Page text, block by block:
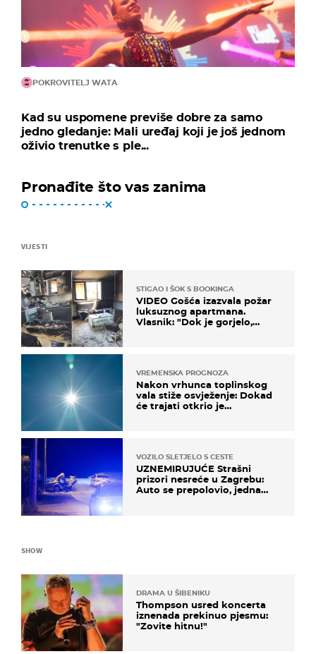
POKROVITELJ WATA
Kad su uspomene previše dobre za samo
jedno gledanje: Mali uređaj koji je još jednom
oživio trenutke s ple...
Pronađite što vas zanima
VIJESTI
STIGAO I ŠOK S BOOKINGA
VIDEO Gošća izazvala požar
luksuznog apartmana.
Vlasnik: "Dok je gorjelo,
VREMENSKA PROGNOZA
Nakon vrhunca toplinskog
vala stiže osvježenje: Dokad
će trajati otkrio je
VOZILO SLETJELO S CESTE
UZNEMIRUJUĆE Strašni
prizori nesreće u Zagrebu:
Auto se prepolovio, jedna
SHOW
DRAMA U ŠIBENIKU
Thompson usred koncerta
iznenada prekinuo pjesmu:
"Zovite hitnu!"